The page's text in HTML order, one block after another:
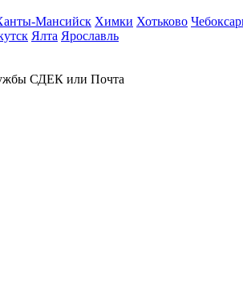
Мансийск Химки Хотьково
Ялта Ярославль
СДЕК или Почта